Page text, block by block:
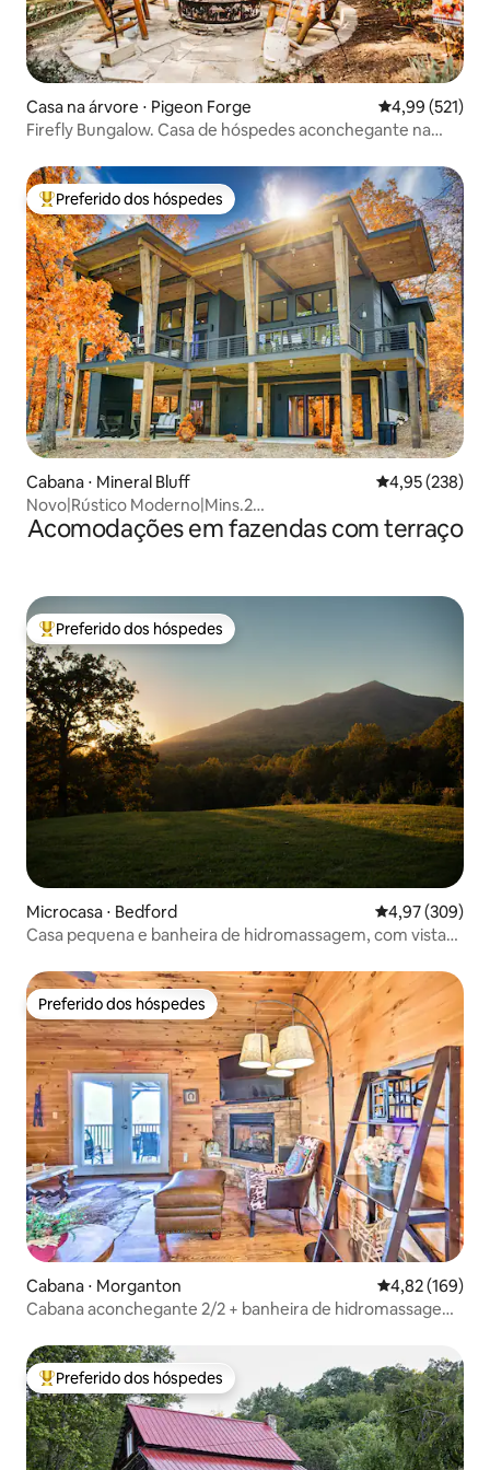
Casa na árvore ⋅ Pigeon Forge 4,99 de uma
4,99 (521)
Firefly Bungalow. Casa de hóspedes aconchegante na
Entre os melhores preferidos dos hóspedes
Preferido dos hóspedes
Cabana ⋅ Mineral Bluff 4,95 de uma
4,95 (238)
Novo|Rústico Moderno|Mins.2
BlueRidge|Espaçoso|Banheira de hidromassagem
Acomodações em fazendas com terraço
Entre os melhores preferidos dos hóspedes
Preferido dos hóspedes
Microcasa ⋅ Bedford 4,97 de uma
4,97 (309)
Casa pequena e banheira de hidromassagem, com vistas
Preferido dos hóspedes
Preferido dos hóspedes
Cabana ⋅ Morganton 4,82 de uma
4,82 (169)
Cabana aconchegante 2/2 + banheira de hidromassagem
Entre os melhores preferidos dos hóspedes
Preferido dos hóspedes